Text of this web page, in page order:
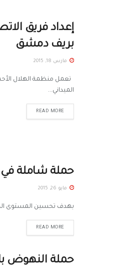
إعداد فريق
بريف دمشق
مارس 18, 2015
تعمل منظمة الهلال
الميداني...
READ MORE
حملة شاملة
مايو 26, 2015
بهدف تحسين المستوى
READ MORE
حملة النهوض